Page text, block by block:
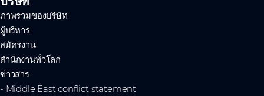
ภาพรวมของบริษัท
ผู้บริหาร
สมัครงาน
สำนักงานทั่วโลก
ข่าวสาร
- Middle East conflict statement